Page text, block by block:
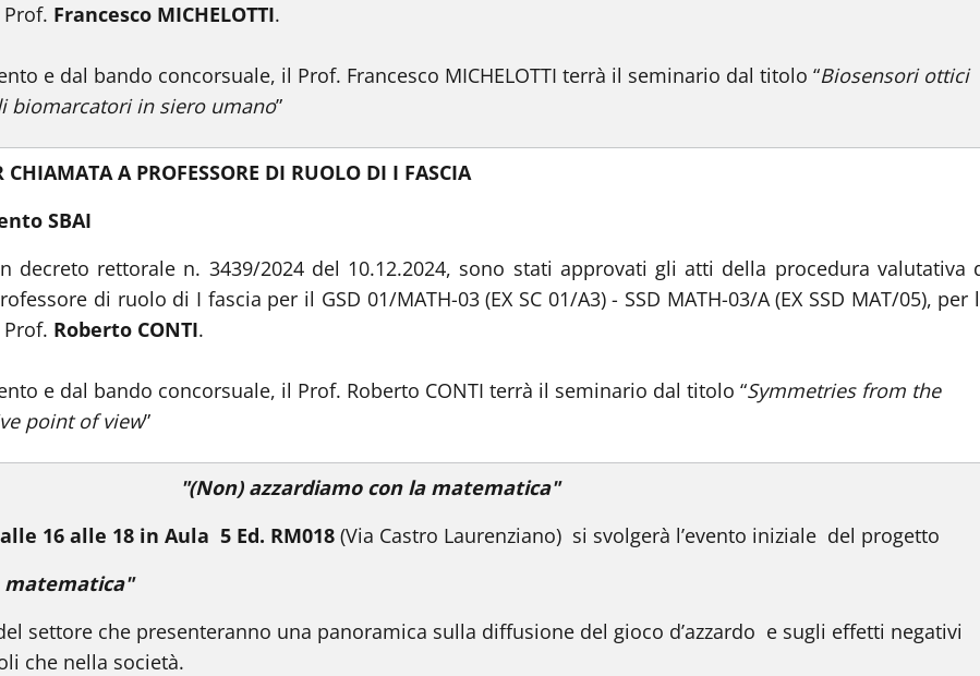
Francesco MICHELOTTI.
e dal bando concorsuale, il Prof. Francesco MICHELOTTI terrà il seminario dal titolo “Biosensori ottici
biomarcatori in siero umano”
A PROFESSORE DI RUOLO DI I FASCIA
SBAI
decreto rettorale n. 3439/2024 del 10.12.2024, sono stati approvati gli atti della procedura valutativa
di ruolo di I fascia per il GSD 01/MATH-03 (EX SC 01/A3) - SSD MATH-03/A (EX SSD MAT/05), per
Roberto CONTI.
e dal bando concorsuale, il Prof. Roberto CONTI terrà il seminario dal titolo “Symmetries from the
point of view”
"(Non) azzardiamo con la matematica"
16 alle 18 in Aula 5 Ed. RM018 (Via Castro Laurenziano) si svolgerà l’evento iniziale del progetto
matematica"
settore che presenteranno una panoramica sulla diffusione del gioco d’azzardo e sugli effetti negativi
che nella società.